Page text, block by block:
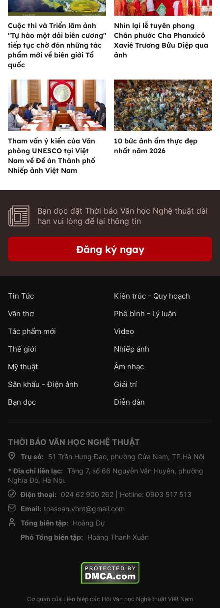
Cuộc thi và Triển lãm ảnh
"Tự hào một dải biên cương"
tiếp tục chờ đón những tác
phẩm mới về biên giới Tổ
quốc
Nhìn lại lễ tuyên phong
Chân phước Cha Phanxicô
Xaviê Trương Bửu Diệp qua
ảnh
Tham vấn ý kiến của Văn
phòng UNESCO tại Việt
Nam về Đề án Thành phố
Nhiếp ảnh Việt Nam
10 bức ảnh ẩm thực đẹp
nhất năm 2026
Bạn đọc đặt Thời báo Văn học Nghệ thuật dài
hạn vui lòng để lại thông tin
Đăng ký ngay
Tin Tức
Kiến trúc - Quy hoạch
Văn thơ
Phê bình - Lý luận
Tác phẩm mới
Video
Thế giới
Nhiếp ảnh
Mỹ thuật
Âm nhạc
Sân khấu - Điện ảnh
Giải trí
Bạn đọc
Diễn đàn
THỜI BÁO VĂN HỌC NGHỆ THUẬT
Trụ sở:
51 Trần Hưng Đạo, phường Cửa Nam, TP.Hà Nội
* Địa chỉ liên lạc: Tầng 7, số 66 Nguyễn Văn Huyên, phường
Nghĩa Đô, Hà Nội.
Điện thoại:
024 62 900 262 | Hotline: 0903 517 513
Email: toasoan.vhnt@gmail.com
Tổng biên tập:
Hoàng Dự
Phó Tổng biên tập:
Hoàng Thanh Xuân
Cơ quan của Liên hiệp các Hội Văn học Nghệ thuật Việt Nam